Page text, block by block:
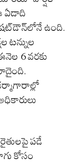
ఏడాది
షట్‌డౌన్‌లోనే ఉంది.
టన్నుల
6 వరకు
పడే
కోసం